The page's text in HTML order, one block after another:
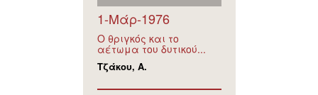
1-Μάρ-1976
Ο θριγκός και το
αέτωμα του δυτικού...
Τζάκου, Α.